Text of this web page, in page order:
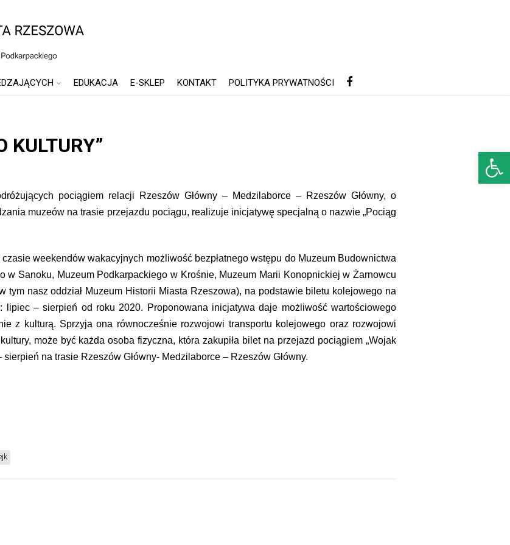
EDUKACJA E-SKLEP KONTAKT POLITYKA PRYWATNOŚCI
KULTURY”
pociągiem relacji Rzeszów Główny – Medzilaborce – Rzeszów Główny, o
muzeów na trasie przejazdu pociągu, realizuje inicjatywę specjalną o nazwie „Pociąg
weekendów wakacyjnych możliwość bezpłatnego wstępu do Muzeum Budownictwa
w Sanoku, Muzeum Podkarpackiego w Krośnie, Muzeum Marii Konopnickiej w Żarnowcu
tym nasz oddział Muzeum Historii Miasta Rzeszowa), na podstawie biletu kolejowego na
lipiec – sierpień od roku 2020. Proponowana inicjatywa daje możliwość wartościowego
z kulturą. Sprzyja ona równocześnie rozwojowi transportu kolejowego oraz rozwojowi
może być każda osoba fizyczna, która zakupiła bilet na przejazd pociągiem „Wojak
na trasie Rzeszów Główny- Medzilaborce – Rzeszów Główny.